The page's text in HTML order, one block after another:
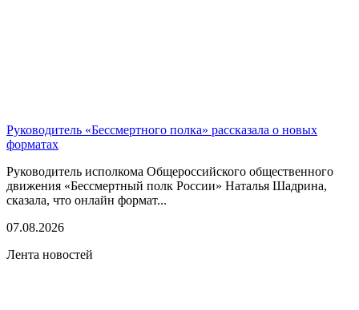
Руководитель «Бессмертного полка» рассказала о новых
форматах
Руководитель исполкома Общероссийского общественного
движения «Бессмертный полк России» Наталья Шадрина,
сказала, что онлайн формат...
07.08.2026
Лента новостей